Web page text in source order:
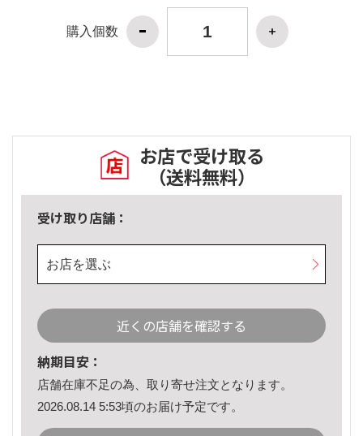
購入個数
お店で受け取る
（送料無料）
受け取り店舗：
お店を選ぶ
近くの店舗を確認する
納期目安：
店舗在庫不足の為、取り寄せ注文となります。
2026.08.14 5:53頃のお届け予定です。